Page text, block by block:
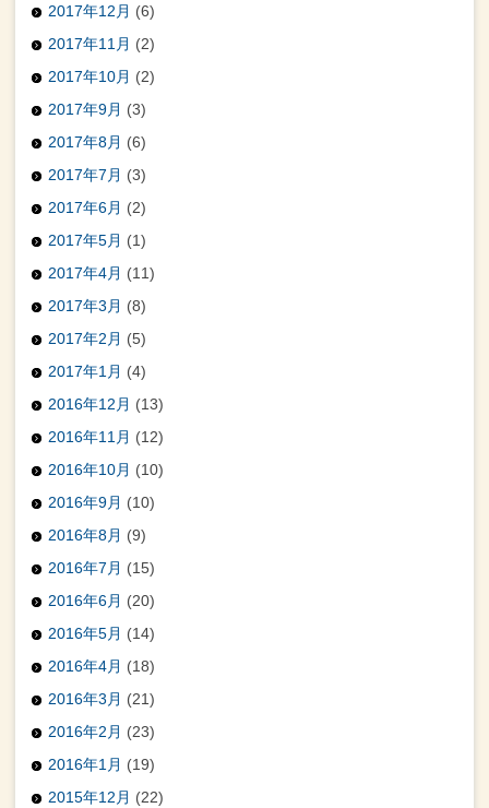
2017年12月 (6)
2017年11月 (2)
2017年10月 (2)
2017年9月 (3)
2017年8月 (6)
2017年7月 (3)
2017年6月 (2)
2017年5月 (1)
2017年4月 (11)
2017年3月 (8)
2017年2月 (5)
2017年1月 (4)
2016年12月 (13)
2016年11月 (12)
2016年10月 (10)
2016年9月 (10)
2016年8月 (9)
2016年7月 (15)
2016年6月 (20)
2016年5月 (14)
2016年4月 (18)
2016年3月 (21)
2016年2月 (23)
2016年1月 (19)
2015年12月 (22)